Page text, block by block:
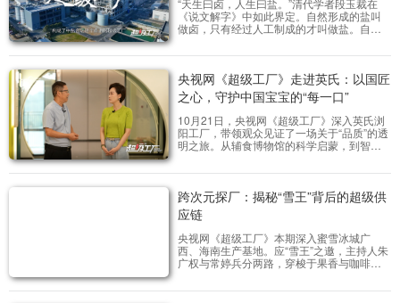
《说文解字》中如此界定。自然形成的盐叫
做卤，只有经过人工制成的才叫做盐。自古
晾晒或煎煮的方式使其凝结成盐。数千年的
写。《超级工厂》走进中盐金坛，主持人朱
广权、常婷以直播的形式深入盐矿、盐厂，
揭开卤水制盐的神秘面纱。
央视网《超级工厂》走进英氏：以国匠
之心，守护中国宝宝的“每一口”
10月21日，央视网《超级工厂》深入英氏浏
阳工厂，带领观众见证了一场关于“品质”的透
明之旅。从辅食博物馆的科学启蒙，到智能
一项指标的精准把控——我们看到的，不仅
垒”。
跨次元探厂：揭秘“雪王”背后的超级供
应链
央视网《超级工厂》本期深入蜜雪冰城广
西、海南生产基地。应“雪王”之邀，主持人朱
广权与常婷兵分两路，穿梭于果香与咖啡香
从广西果园到全自动无菌车间，从海南咖啡